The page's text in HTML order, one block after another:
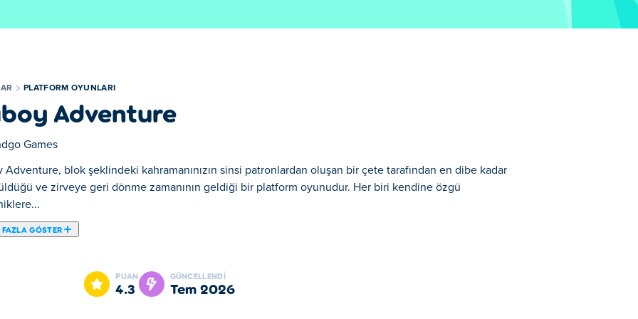
PLATFORM OYUNLARI
Adventure
Games
Adventure, blok şeklindeki kahramanınızın sinsi patronlardan oluşan bir çete tarafından en dibe kadar
ve zirveye geri dönme zamanının geldiği bir platform oyunudur. Her biri kendine özgü
GÖSTER
sinsi patronlardan oluşan bir çete tarafından en dibe kadar düşürüldüğü ve zirveye geri dönme
bulmacaları çözün ve Cuboy ile altın küp arasında duran 3 kötü patronla mücadele edin. Burada dolu dolu
PUAN
4.3
GÜNCELLENDI
Tem 2026